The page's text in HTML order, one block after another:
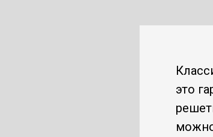
это